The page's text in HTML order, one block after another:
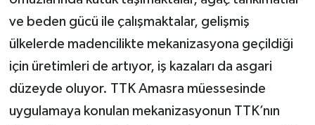
ve beden gücü ile çalışmaktalar, gelişmiş
ülkelerde madencilikte mekanizasyona geçildiği
için üretimleri de artıyor, iş kazaları da asgari
düzeyde oluyor. TTK Amasra müessesinde
uygulamaya konulan mekanizasyonun TTK’nın